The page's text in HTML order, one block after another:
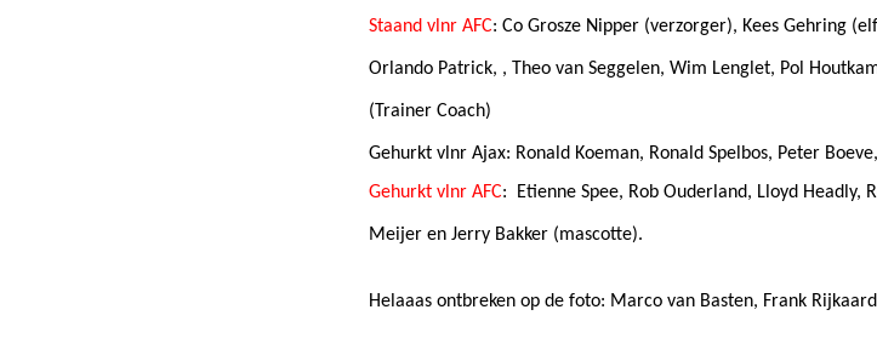
Staand vlnr AFC: Co Grosze Nipper (verzorger), Kees Gehring
Orlando Patrick, , Theo van Seggelen, Wim Lenglet, Pol
(Trainer Coach)
Gehurkt vlnr Ajax: Ronald Koeman, Ronald Spelbos, Peter
Gehurkt vlnr AFC: Etienne Spee, Rob Ouderland, Lloyd Headly,
Meijer en Jerry Bakker (mascotte).
Helaaas ontbreken op de foto: Marco van Basten, Frank